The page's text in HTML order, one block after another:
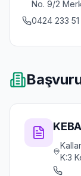
No. 9/2
0424 233
K:3